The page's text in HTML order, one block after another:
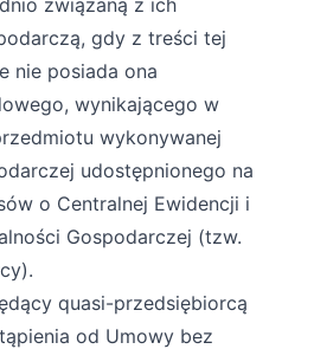
związaną z ich
gdy z treści tej
nie posiada ona
wynikającego w
wykonywanej
udostępnionego na
o Centralnej Ewidencji i
Gospodarczej (tzw.
quasi-przedsiębiorcą
od Umowy bez